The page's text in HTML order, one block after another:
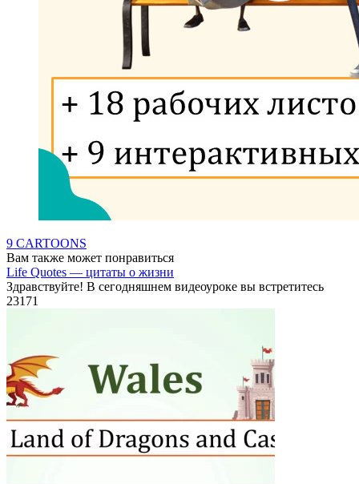
9 CARTOONS
Вам также может понравиться
Life Quotes — цитаты о жизни
Здравствуйте! В сегодняшнем видеоуроке вы встретитесь
23171